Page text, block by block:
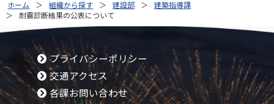
ホーム 組織から探す 建設部
建築指導課
耐震診断結果の公表について
プライバシーポリシー
交通アクセス
各課お問い合わせ